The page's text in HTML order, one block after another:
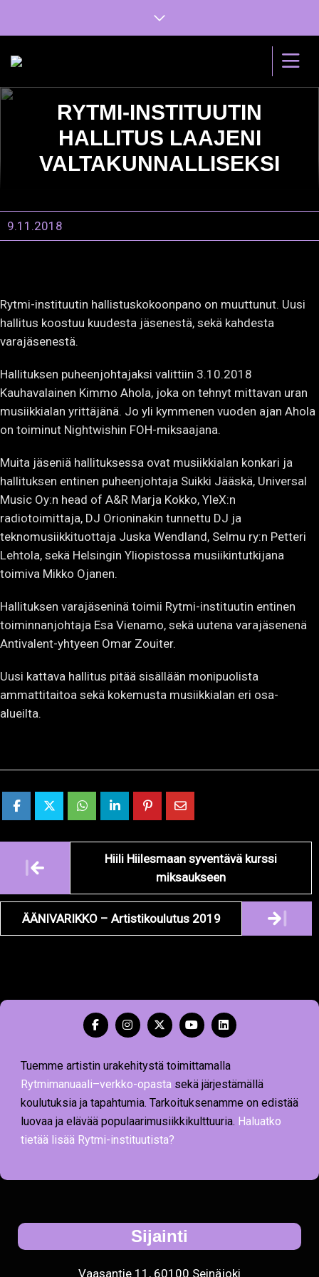
RYTMI-INSTITUUTIN
HALLITUS LAAJENI
VALTAKUNNALLISEKSI
9.11.2018
hallitus koostuu kuudesta jäsenestä, sekä kahdesta
varajäsenestä.
Kauhavalainen Kimmo Ahola, joka on tehnyt mittavan uran
musiikkialan yrittäjänä. Jo yli kymmenen vuoden ajan Ahola
on toiminut Nightwishin FOH-miksaajana.
hallituksen entinen puheenjohtaja Suikki Jääskä, Universal
Music Oy:n head of A&R Marja Kokko, YleX:n
radiotoimittaja, DJ Orioninakin tunnettu DJ ja
teknomusiikkituottaja Juska Wendland, Selmu ry:n Petteri
Lehtola, sekä Helsingin Yliopistossa musiikintutkijana
toimiva Mikko Ojanen.
toiminnanjohtaja Esa Vienamo, sekä uutena varajäsenenä
Antivalent-yhtyeen Omar Zouiter.
ammattitaitoa sekä kokemusta musiikkialan eri osa-
alueilta.
Artikkelien
navigointi
miksaukseen
ÄÄNIVARIKKO – Artistikoulutus 2019
Rytmimanuaali–verkko-opastasekä järjestämällä
koulutuksia ja tapahtumia. Tarkoituksenamme on edistää
luovaa ja elävää populaarimusiikkikulttuuria.Haluatko
tietää lisää Rytmi-instituutista?
Sijainti